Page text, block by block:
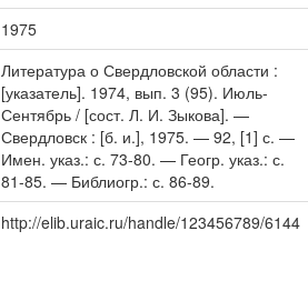
1975
Литература о Свердловской области :
[указатель]. 1974, вып. 3 (95). Июль-
Сентябрь / [сост. Л. И. Зыкова]. —
Свердловск : [б. и.], 1975. — 92, [1] с. —
Имен. указ.: с. 73-80. — Геогр. указ.: с.
81-85. — Библиогр.: с. 86-89.
http://elib.uraic.ru/handle/123456789/6144